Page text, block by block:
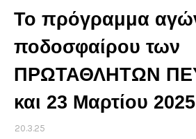
Το πρόγραμμα
ποδοσφαίρου των
ΠΡΩΤΑΘΛΗΤΩΝ
και 23 Μαρτίου 2025
20.3.25